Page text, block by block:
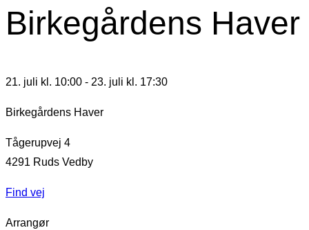
Birkegårdens Haver
21. juli kl. 10:00 - 23. juli kl. 17:30
Birkegårdens Haver
Tågerupvej 4
4291 Ruds Vedby
Find vej
Arrangør